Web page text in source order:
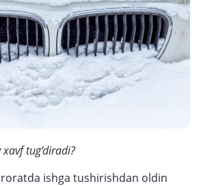
tug‘diradi?
ishga tushirishdan oldin